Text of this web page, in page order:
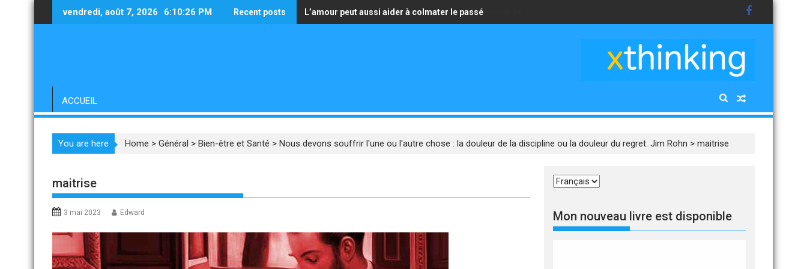
vendredi, août 7, 2026 6:10:27 PM Recent posts L’amour peut aussi aider à colmater le passé
La seule richesse qui vaille est celle d’avoir un cœur pur
ACCUEIL
You are here Home > Général > Bien-être et Santé > Nous devons souffrir l'une ou l'autre chose : la douleur de la discipline ou la douleur du regret. Jim Rohn > maitrise
maitrise
3 mai 2023 Edward
Choisir
langue
Mon nouveau livre est disponible